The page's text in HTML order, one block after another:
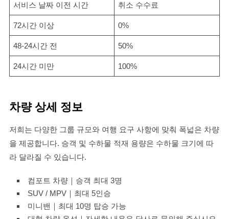
서비스 날짜 이전 시간 취소 수수료
72시간 이상 0%
48-24시간 전 50%
24시간 미만 100%
차량 상세 정보
저희는 다양한 그룹 규모와 여행 요구 사항에 맞춰 폭넓은 차량
을 제공합니다. 승객 및 수하물 적재 용량은 수하물 크기에 따
라 달라질 수 있습니다.
컴포트 차량｜승객 최대 3명
SUV / MPV｜최대 5인승
미니밴｜최대 10명 탑승 가능